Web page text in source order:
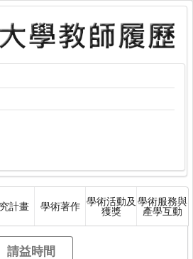
計畫 學術著作 學術活動及
獲獎
學術服務與
產學互動
請益時間